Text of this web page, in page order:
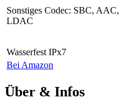
Sonstiges Codec: SBC, AAC,
LDAC
Wasserfest IPx7
Bei Amazon
Über & Infos